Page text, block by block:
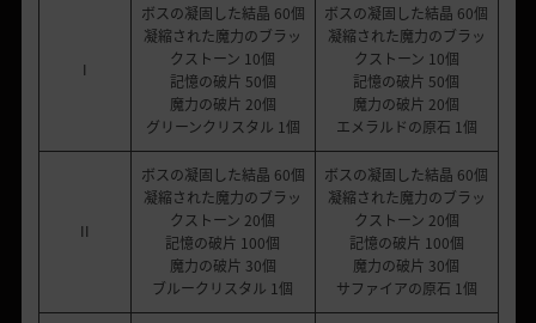
I
ボスの凝固した結晶 60個
凝縮された魔力のブラッ
クストーン 10個
記憶の破片 50個
魔力の破片 20個
グリーンクリスタル 1個
ボスの凝固した結晶 60個
凝縮された魔力のブラッ
クストーン 10個
記憶の破片 50個
魔力の破片 20個
エメラルドの原石 1個
II
ボスの凝固した結晶 60個
凝縮された魔力のブラッ
クストーン 20個
記憶の破片 100個
魔力の破片 30個
ブルークリスタル 1個
ボスの凝固した結晶 60個
凝縮された魔力のブラッ
クストーン 20個
記憶の破片 100個
魔力の破片 30個
サファイアの原石 1個